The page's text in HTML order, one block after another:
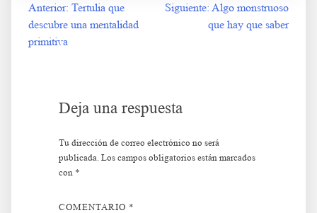
Navegación
Anterior: Tertulia que
descubre una mentalidad
primitiva
Siguiente: Algo monstruoso
que hay que saber
Deja una respuesta
Tu dirección de correo electrónico no será
publicada. Los campos obligatorios están marcados
con *
COMENTARIO *